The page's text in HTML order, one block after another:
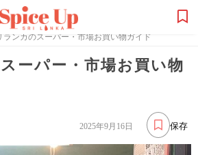
ランカのスーパー・市場お買い物ガイド
ーパー・市場お買い物
保存
2025年9月16日